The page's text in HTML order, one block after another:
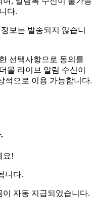
다.
보는 발송되지 않습니
선택사항으로 동의를
몰 라이브 알림 수신이
적으로 이용 가능합니다.
요!
니다.
자동 지급되었습니다.